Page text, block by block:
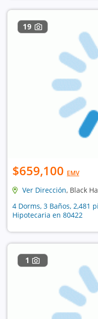
19
$659,100 EMV
Ver Dirección, Black
4 Dorms, 3 Baños, 2,481
Hipotecaria en 80422
1